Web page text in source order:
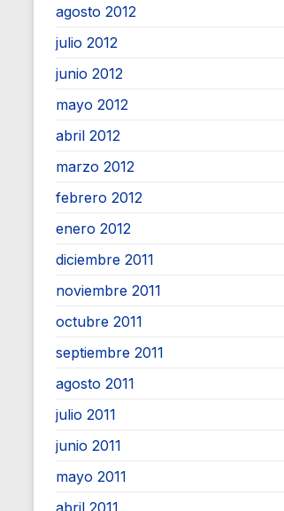
agosto 2012
julio 2012
junio 2012
mayo 2012
abril 2012
marzo 2012
febrero 2012
enero 2012
diciembre 2011
noviembre 2011
octubre 2011
septiembre 2011
agosto 2011
julio 2011
junio 2011
mayo 2011
abril 2011